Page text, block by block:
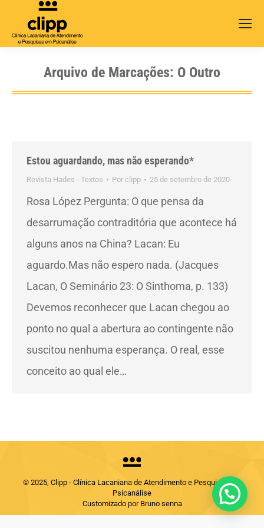
Arquivo de Marcações: O Outro
Estou aguardando, mas não esperando*
Revista Hades - Textos Por clipp 25 de setembro de 2020
Rosa López Pergunta: O que pensa da
desarrumação contraditória que acontece há
al­guns anos na China? Lacan: Eu
aguardo.Mas não espero nada. (Jacques
Lacan, O Seminário 23: O Sinthoma, p. 133)
Devemos reconhecer que Lacan chegou ao
ponto no qual a abertura ao contingente não
suscitou nenhuma esperança. O real, esse
conceito ao qual ele…
© 2025, Clipp - Clínica Lacaniana de Atendimento e Pesquisas em
Psicanálise
Customizado por Bruno senna